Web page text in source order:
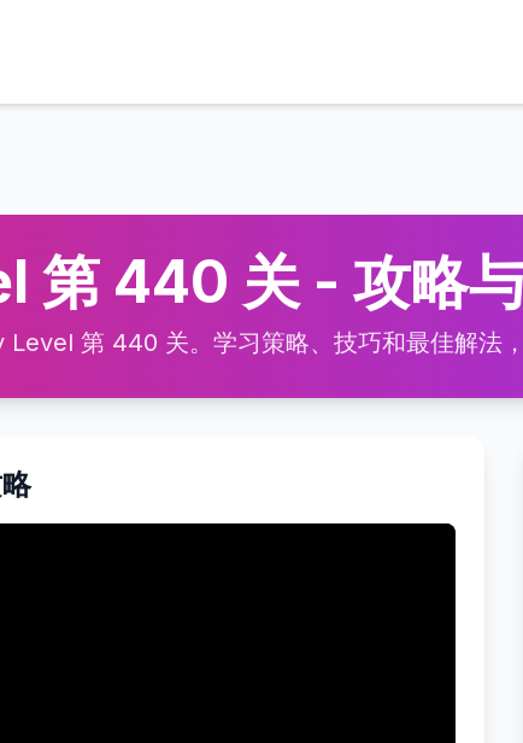
第 440 关 - 攻略
Level 第 440 关。学习策略、技巧和最佳解